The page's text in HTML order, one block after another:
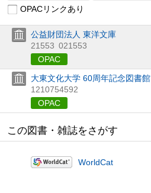
OPACリンクあり
公益財団法人 東洋文庫
21553 021553
OPAC
大東文化大学 60周年記念図書館
1210754592
OPAC
この図書・雑誌をさがす
WorldCat